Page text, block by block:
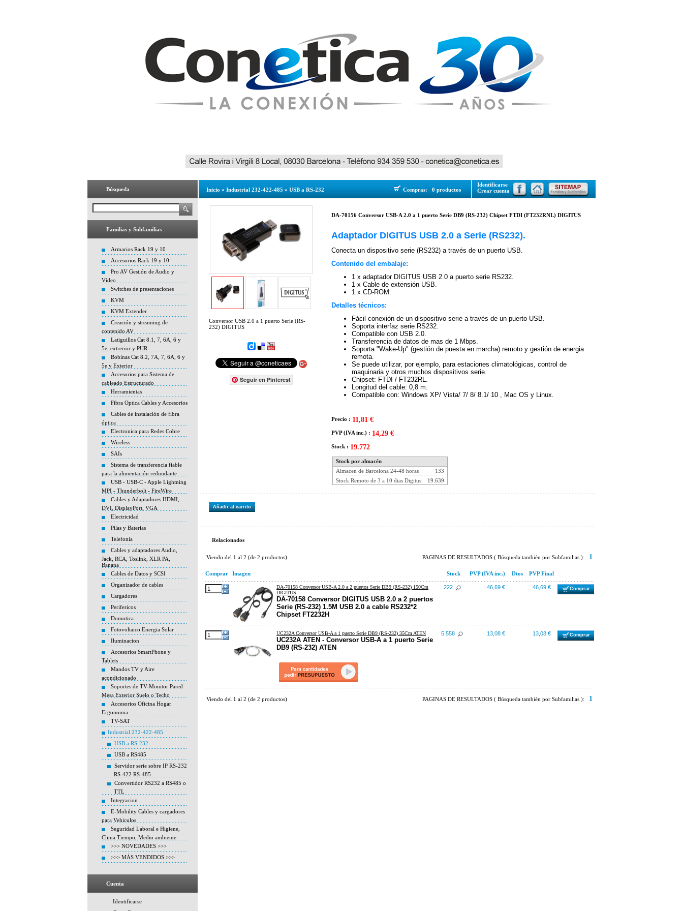
Búsqueda
Familias y Subfamilias
Armarios Rack 19 y 10
Accesorios Rack 19 y 10
Pro AV Gestión de Audio y
Vídeo
Switches de presentaciones
KVM
KVM Extender
Creación y streaming de
contenido AV
Latiguillos Cat 8.1, 7, 6A, 6 y
5e, extrerior y PUR
Bobinas Cat 8.2, 7A, 7, 6A, 6 y
5e y Exterior
Accesorios para Sistema de
cableado Estructurado
Herramientas
Fibra Optica Cables y Accesorios
Cables de instalación de fibra
óptica
Electronica para Redes Cobre
Wireless
SAIs
Sistema de transferencia fiable
para la alimentación redundante
USB - USB-C - Apple Lightning
MPI - Thunderbolt - FireWire
Cables y Adaptadores HDMI,
DVI, DisplayPort, VGA
Electricidad
Pilas y Baterias
Telefonia
Cables y adaptadores Audio,
Jack, RCA, Toslink, XLR PA,
Banana
Cables de Datos y SCSI
Organizador de cables
Cargadores
Perifericos
Domotica
Fotovoltaico Energia Solar
Iluminacion
Accesorios SmartPhone y
Tablets
Mandos TV y Aire
acondicionado
Soportes de TV-Monitor Pared
Mesa Exterior Suelo o Techo
Accesorios Oficina Hogar
Ergonomia
TV-SAT
Industrial 232-422-485
USB a RS-232
USB a RS485
Servidor serie sobre IP RS-232
RS-422 RS-485
Convertidor RS232 a RS485 o
TTL
Integracion
E-Mobility Cables y cargadores
para Vehiculos
Seguridad Laboral e Higiene,
Clima Tiempo, Medio ambiente
>>> NOVEDADES >>>
>>> MÁS VENDIDOS >>>
Cuenta
Identificarse
Inicio » Industrial 232-422-485 » USB a RS-232 Compras: 0 productos
Identificarse
Crear cuenta
Conversor USB 2.0 a 1 puerto Serie (RS-
232) DIGITUS
Seguir en Pinterest
DA-70156 Conversor USB-A 2.0 a 1 puerto Serie DB9 (RS-232) Chipset FTDI (FT232RNL) DIGITUS
Adaptador DIGITUS USB 2.0 a Serie (RS232).
Conecta un dispositivo serie (RS232) a través de un puerto USB.
Contenido del embalaje:
1 x adaptador DIGITUS USB 2.0 a puerto serie RS232.
1 x Cable de extensión USB.
1 x CD-ROM.
Detalles técnicos:
Fácil conexión de un dispositivo serie a través de un puerto USB.
Soporta interfaz serie RS232.
Compatible con USB 2.0.
Transferencia de datos de mas de 1 Mbps.
Soporta "Wake-Up" (gestión de puesta en marcha) remoto y gestión de energia
remota.
Se puede utilizar, por ejemplo, para estaciones climatológicas, control de
maquinaria y otros muchos dispositivos serie.
Chipset: FTDI / FT232RL.
Longitud del cable: 0,8 m.
Compatible con: Windows XP/ Vista/ 7/ 8/ 8.1/ 10 , Mac OS y Linux.
Precio : 11,81 €
PVP (IVA inc.) : 14,29 €
Stock : 19.772
Stock por almacén
Almacen de Barcelona 24-48 horas
133
Stock Remoto de 3 a 10 dias Digitus
19.639
Añadir al carrito
Relacionados
Viendo del 1 al 2 (de 2 productos) PAGINAS DE RESULTADOS ( Búsqueda también por Subfamilias ): 1
Comprar Imagen Stock PVP (IVA inc.) Dtos PVP Final
DA-70158 Conversor USB-A 2.0 a 2 puertos Serie DB9 (RS-232) 150Cm
DIGITUS
DA-70158 Conversor DIGITUS USB 2.0 a 2 puertos
Serie (RS-232) 1.5M USB 2.0 a cable RS232*2
Chipset FT2232H
222 46,69 € 46,69 € Comprar
UC232A Conversor USB-A a 1 puerto Serie DB9 (RS-232) 35Cm ATEN
UC232A ATEN - Conversor USB-A a 1 puerto Serie
DB9 (RS-232) ATEN
5.558 13,08 € 13,08 € Comprar
Viendo del 1 al 2 (de 2 productos) PAGINAS DE RESULTADOS ( Búsqueda también por Subfamilias ): 1